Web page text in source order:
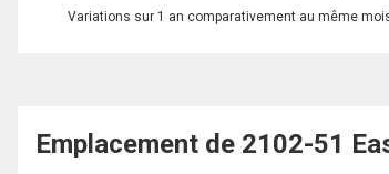
Variations sur 1 an comparativement au même
Emplacement de 2102-51